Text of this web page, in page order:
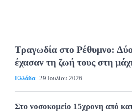
Τραγωδία στο Ρέθυμνο:
έχασαν τη ζωή τους στη
Ελλάδα 29 Ιουλίου 2026
Στο νοσοκομείο 15χρονη από